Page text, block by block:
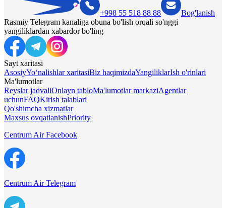
+998 55 518 88 88
Bog'lanish
Rasmiy Telegram kanaliga obuna bo'lish orqali so'nggi
yangiliklardan xabardor bo'ling
Sayt xaritasi
AsosiyYo‘nalishlar xaritasiBiz haqimizdaYangiliklarIsh o'rinlari
Ma'lumotlar
Reyslar jadvaliOnlayn tabloMa'lumotlar markaziAgentlar
uchunFAQKirish talablari
Qo'shimcha xizmatlar
Maxsus ovqatlanishPriority
Centrum Air Facebook
Centrum Air Telegram